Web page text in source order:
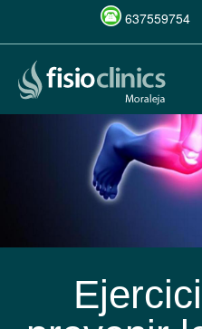
Pasar
contenido
637559754